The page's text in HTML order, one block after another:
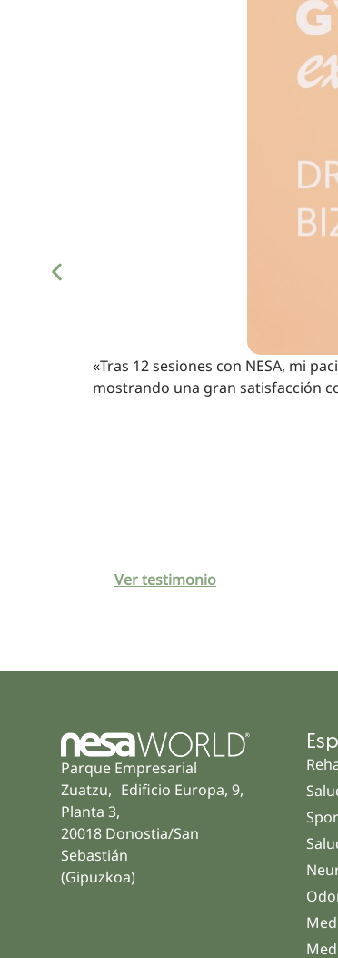
«Tras 12 sesiones con NESA, mi
mostrando una gran satisfacción
Ver testimonio
Parque Empresarial
Zuatzu, Edificio Europa, 9,
Planta 3,
20018 Donostia/San
Sebastián
(Gipuzkoa)